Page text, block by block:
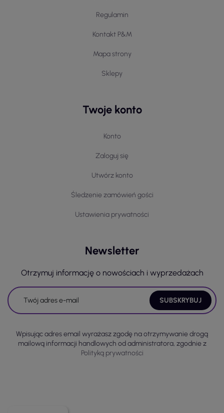
Regulamin
Kontakt P&M
Mapa strony
Sklepy
Twoje konto
Konto
Zaloguj się
Utwórz konto
Śledzenie zamówień gości
Ustawienia prywatności
Newsletter
Otrzymuj informację o nowościach i wyprzedażach
Wpisując adres email wyrażasz zgodę na otrzymywanie drogą
mailową informacji handlowych od administratora, zgodnie z
Polityką prywatności